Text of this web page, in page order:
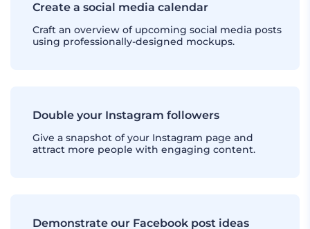
Create a social media calendar
Craft an overview of upcoming social media posts
using professionally-designed mockups.
Double your Instagram followers
Give a snapshot of your Instagram page and
attract more people with engaging content.
Demonstrate our Facebook post ideas